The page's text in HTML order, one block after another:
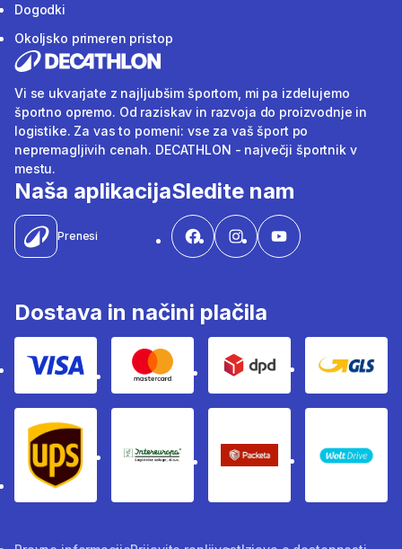
Dogodki
Okoljsko primeren pristop
Vi se ukvarjate z najljubšim športom, mi pa izdelujemo
športno opremo. Od raziskav in razvoja do proizvodnje in
logistike. Za vas to pomeni: vse za vaš šport po
nepremagljivih cenah. DECATHLON - največji športnik v
mestu.
Naša aplikacija
Prenesi
Sledite nam
Dostava in načini plačila
Visa Mastercard Dpd Gls
Ups Intereuropa Packeta Sledenje
WOLT